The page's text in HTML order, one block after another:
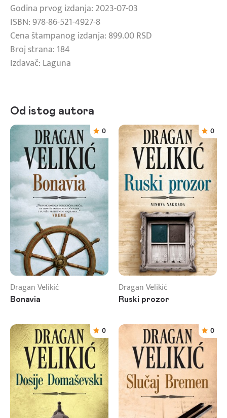
Godina prvog izdanja: 2023-07-03
ISBN: 978-86-521-4927-8
Cena štampanog izdanja: 899.00 RSD
Broj strana: 184
Izdavač: Laguna
Od istog autora
0
Dragan Velikić
Bonavia
0
Dragan Velikić
Ruski prozor
0 0